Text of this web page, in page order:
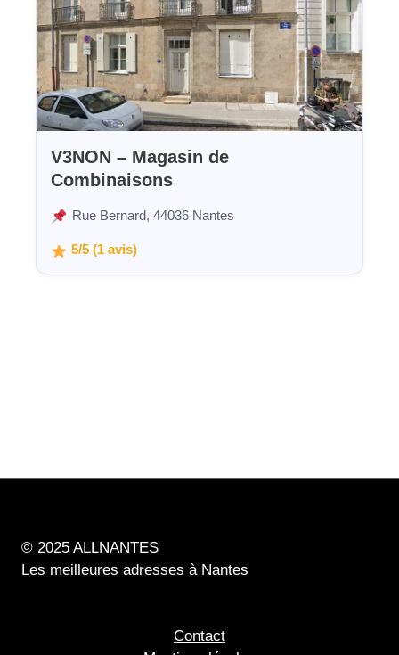
V3NON – Magasin de
Combinaisons
Rue Bernard, 44036 Nantes
5/5 (1 avis)
© 2025 ALLNANTES
Les meilleures adresses à Nantes
Contact